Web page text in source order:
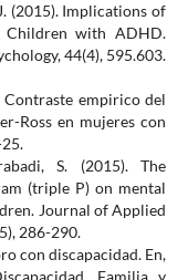
(2015). Implications of
with ADHD.
44(4), 595.603.
Contraste empirico del
Ross en mujeres con
S. (2015). The
(triple P) on mental
Journal of Applied
286-290.
con discapacidad. En,